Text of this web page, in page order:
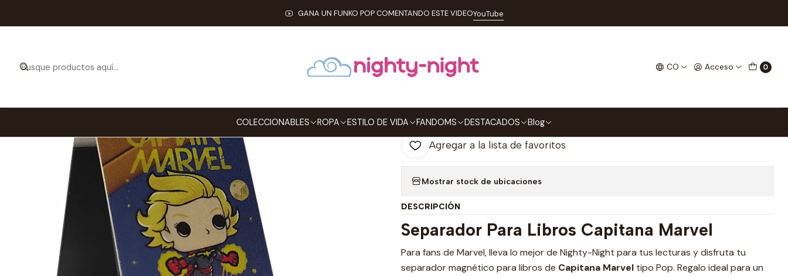
CO Acceso 0
COLECCIONABLES ROPA ESTILO DE VIDA FANDOMS DESTACADOS Blog
GANA UN FUNKO POP COMENTANDO ESTE VIDEOYouTube
SEPARADORES PARA LIBROS Capitana Marvel Separadores Magnéticos Para Libros
Capitana Marvel Separadores Magnéticos
Para Libros
Cantidad
Agregar al Carrito Comprar ahora
Agregar a la lista de favoritos
Mostrar stock de ubicaciones
DESCRIPCIÓN
Separador Para Libros Capitana Marvel
Para fans de Marvel, lleva lo mejor de Nighty-Night para tus lecturas y disfruta tu
separador magnético para libros de Capitana Marvel tipo Pop. Regalo ideal para un